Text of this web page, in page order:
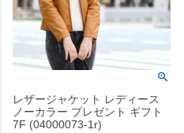
レザージャケット レディース
ノーカラー プレゼント ギフト
7F (04000073-1r)